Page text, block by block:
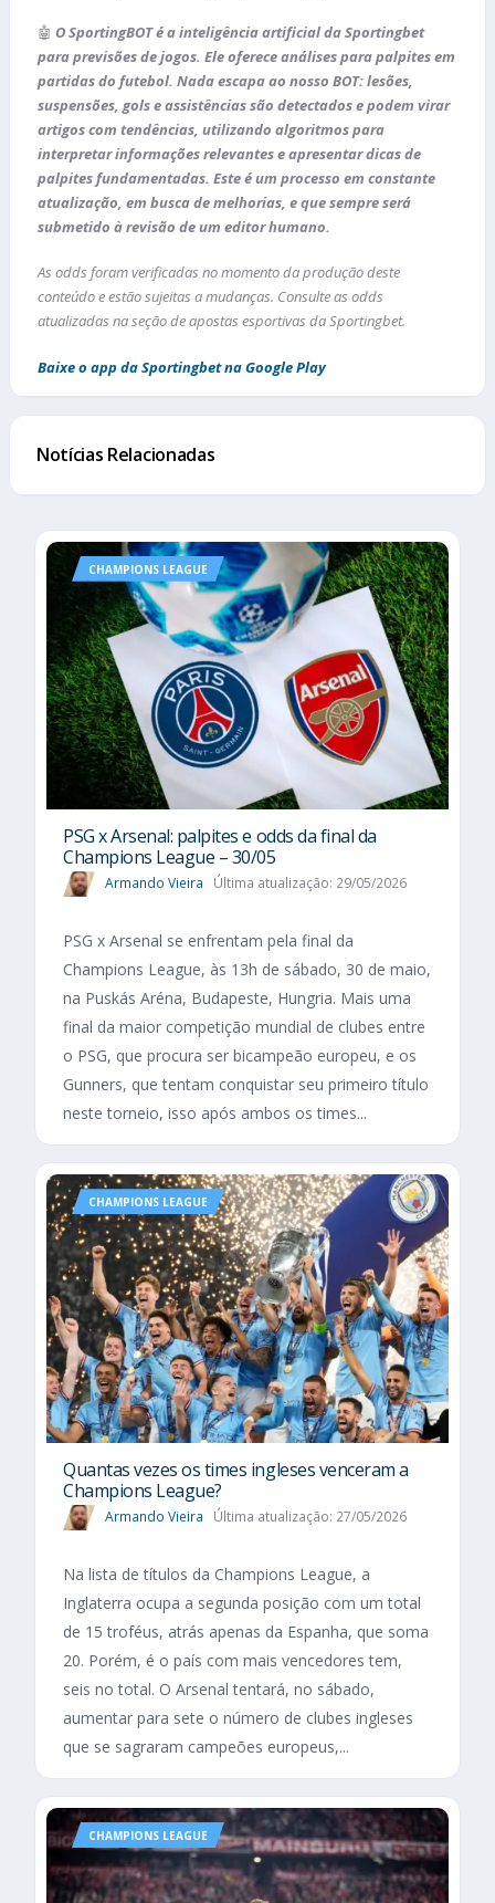
🤖 O SportingBOT é a inteligência artificial da Sportingbet
para previsões de jogos. Ele oferece análises para palpites em
partidas do futebol. Nada escapa ao nosso BOT: lesões,
suspensões, gols e assistências são detectados e podem virar
artigos com tendências, utilizando algoritmos para
interpretar informações relevantes e apresentar dicas de
palpites fundamentadas. Este é um processo em constante
atualização, em busca de melhorias, e que sempre será
submetido à revisão de um editor humano.
As odds foram verificadas no momento da produção deste
conteúdo e estão sujeitas a mudanças. Consulte as odds
atualizadas na seção de apostas esportivas da Sportingbet.
Baixe o app da Sportingbet na Google Play
Notícias Relacionadas
CHAMPIONS LEAGUE
PSG x Arsenal: palpites e odds da final da
Champions League – 30/05
Armando Vieira Última atualização: 29/05/2026
PSG x Arsenal se enfrentam pela final da
Champions League, às 13h de sábado, 30 de maio,
na Puskás Aréna, Budapeste, Hungria. Mais uma
final da maior competição mundial de clubes entre
o PSG, que procura ser bicampeão europeu, e os
Gunners, que tentam conquistar seu primeiro título
neste torneio, isso após ambos os times...
CHAMPIONS LEAGUE
Quantas vezes os times ingleses venceram a
Champions League?
Armando Vieira Última atualização: 27/05/2026
Na lista de títulos da Champions League, a
Inglaterra ocupa a segunda posição com um total
de 15 troféus, atrás apenas da Espanha, que soma
20. Porém, é o país com mais vencedores tem,
seis no total. O Arsenal tentará, no sábado,
aumentar para sete o número de clubes ingleses
que se sagraram campeões europeus,...
CHAMPIONS LEAGUE